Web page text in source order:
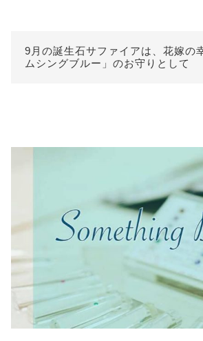
9月の誕生石サファイアは、花嫁の
ムシングブルー」のお守りとして